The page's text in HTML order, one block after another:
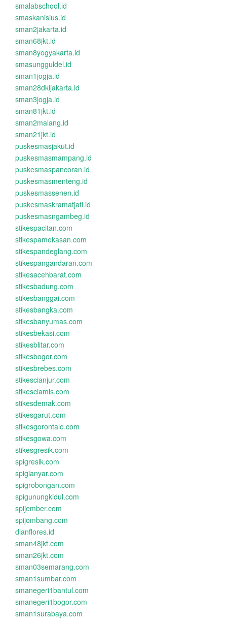
smalabschool.id
smaskanisius.id
sman2jakarta.id
sman68jkt.id
sman8yogyakarta.id
smasungguldel.id
sman1jogja.id
sman28dkijakarta.id
sman3jogja.id
sman81jkt.id
sman2malang.id
sman21jkt.id
puskesmasjakut.id
puskesmasmampang.id
puskesmaspancoran.id
puskesmasmenteng.id
puskesmassenen.id
puskesmaskramatjati.id
puskesmasngambeg.id
stikespacitan.com
stikespamekasan.com
stikespandeglang.com
stikespangandaran.com
stikesacehbarat.com
stikesbadung.com
stikesbanggai.com
stikesbangka.com
stikesbanyumas.com
stikesbekasi.com
stikesblitar.com
stikesbogor.com
stikesbrebes.com
stikescianjur.com
stikesciamis.com
stikesdemak.com
stikesgarut.com
stikesgorontalo.com
stikesgowa.com
stikesgresik.com
spigresik.com
spigianyar.com
spigrobongan.com
spigunungkidul.com
spijember.com
spijombang.com
dianflores.id
sman48jkt.com
sman26jkt.com
sman03semarang.com
sman1sumbar.com
smanegeri1bantul.com
smanegeri1bogor.com
sman1surabaya.com